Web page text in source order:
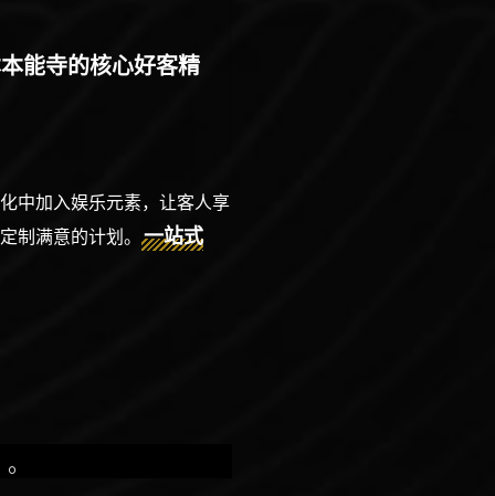
能寺的核心好客精
中加入娱乐元素，让客人享
制满意的计划。 一站式